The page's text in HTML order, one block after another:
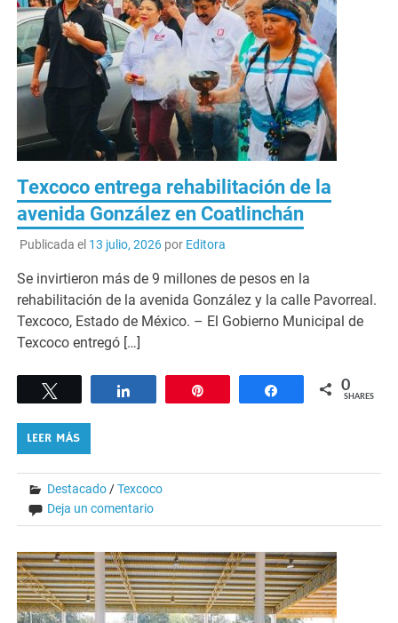
Texcoco entrega rehabilitación de la
avenida González en Coatlinchán
Publicada el 13 julio, 2026por Editora
Se invirtieron más de 9 millones de pesos en la
rehabilitación de la avenida González y la calle Pavorreal.
Texcoco, Estado de México. – El Gobierno Municipal de
Texcoco entregó […]
Share 0
SHARES
LEER MÁS
Destacado/Texcoco
Deja un comentario